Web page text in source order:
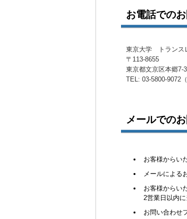
お電話での
東京大学 トランス
〒113-8655
東京都文京区本郷7-
TEL: 03-5800-9072（
メールでの
お客様からい
メールによる
お客様からい
2営業日以内
お問い合わせ